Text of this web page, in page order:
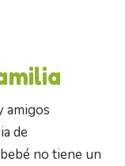
amigos
de
no tiene un